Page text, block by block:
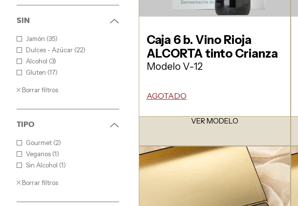
SIN
Jamón (35)
Dulces - Azúcar (22)
Alcohol (3)
Gluten (17)
Borrar filtros
TIPO
Gourmet (2)
Veganos (1)
Sin Alcohol (1)
Borrar filtros
Caja 6 b. Vino Rioja
ALCORTA tinto Crianza
Modelo V-12
AGOTADO
VER MODELO